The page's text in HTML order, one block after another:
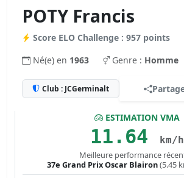
POTY Francis
Score ELO Challenge : 957 points
Né(e) en 1963 Genre : Homme
Club : JCGerminalt
ESTIMATION VMA
11.64 km/h
Meilleure performance
37e Grand Prix Oscar Blairon(5.45